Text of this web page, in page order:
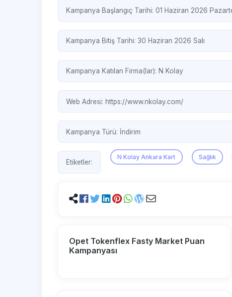
Kampanya Başlangıç Tarihi: 01 Haziran 2026
Kampanya Bitiş Tarihi: 30 Haziran 2026 Salı
Kampanya Katılan Firma(lar): N Kolay
Web Adresi: https://www.nkolay.com/
Kampanya Türü: İndirim
Etiketler:
N Kolay Ankara Kart Sağlık
Opet Tokenflex Fasty Market Puan
Kampanyası